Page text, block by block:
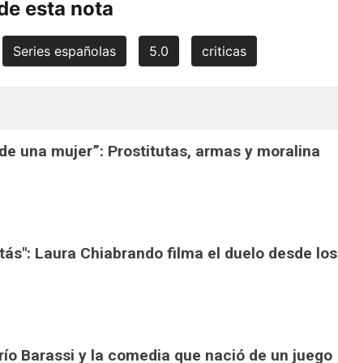
esta nota
Series españolas 5.0 criticas
una mujer”: Prostitutas, armas y moralina
Laura Chiabrando filma el duelo desde los
Barassi y la comedia que nació de un juego